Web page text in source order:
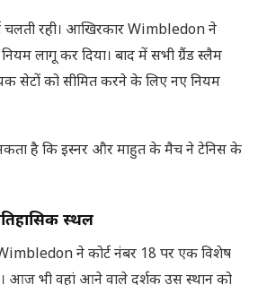
चलती रही। आखिरकार Wimbledon ने
लागू कर दिया। बाद में सभी ग्रैंड स्लैम
सेटों को सीमित करने के लिए नए नियम
है कि इस्नर और माहुत के मैच ने टेनिस के
स्थल
ने कोर्ट नंबर 18 पर एक विशेष
आज भी वहां आने वाले दर्शक उस स्थान को